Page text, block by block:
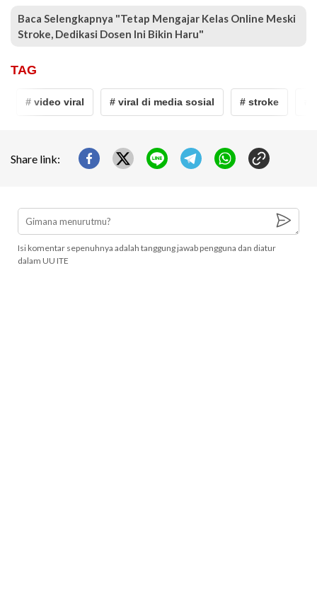
Baca Selengkapnya "Tetap Mengajar Kelas Online Meski
Stroke, Dedikasi Dosen Ini Bikin Haru"
TAG
# video viral # viral di media sosial # stroke
Share link:
Isi komentar sepenuhnya adalah tanggung jawab pengguna dan diatur
dalam UU ITE